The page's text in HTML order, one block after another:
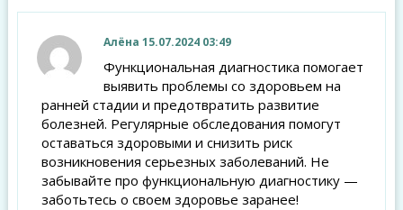
Алёна 15.07.2024 03:49
Функциональная диагностика помогает
выявить проблемы со здоровьем на
ранней стадии и предотвратить развитие
болезней. Регулярные обследования помогут
оставаться здоровыми и снизить риск
возникновения серьезных заболеваний. Не
забывайте про функциональную диагностику —
заботьтесь о своем здоровье заранее!